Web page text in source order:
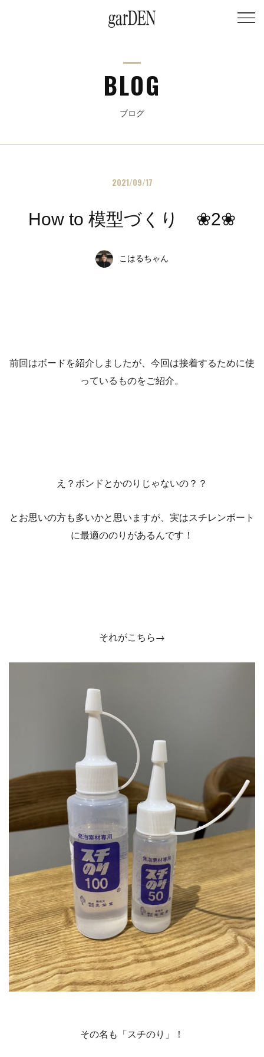
BLOG
ブログ
2021/09/17
How to 模型づくり ❀2❀
こはるちゃん
前回はボードを紹介しましたが、今回は接着するために使
っているものをご紹介。
え？ボンドとかのりじゃないの？？
とお思いの方も多いかと思いますが、実はスチレンボート
に最適ののりがあるんです！
それがこちら→
その名も「スチのり」！